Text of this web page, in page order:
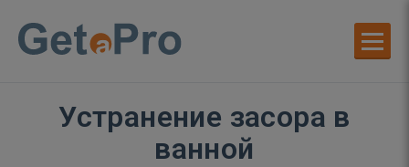
Устранение засора в
ванной